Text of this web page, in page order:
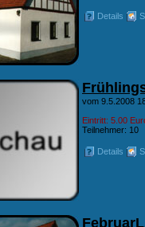
Details
vom 9.5.2008
Eintritt: 5.00
Teilnehmer: 10
Details